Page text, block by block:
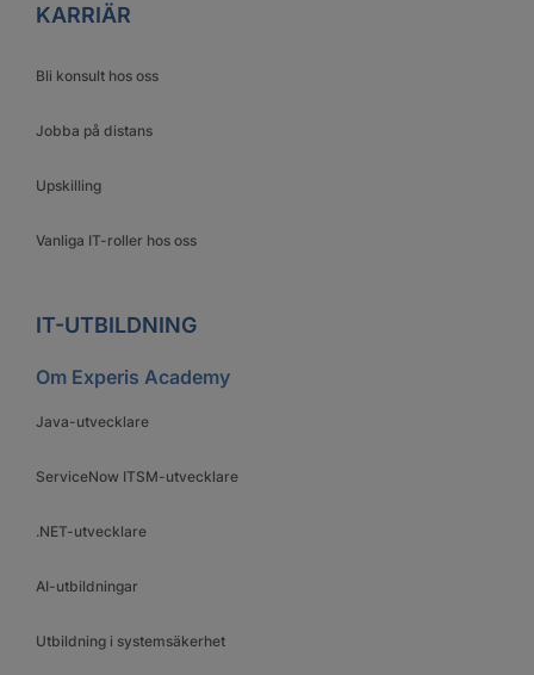
KARRIÄR
Bli konsult hos oss
Jobba på distans
Upskilling
Vanliga IT-roller hos oss
IT-UTBILDNING
Om Experis Academy
Java-utvecklare
ServiceNow ITSM-utvecklare
.NET-utvecklare
AI-utbildningar
Utbildning i systemsäkerhet